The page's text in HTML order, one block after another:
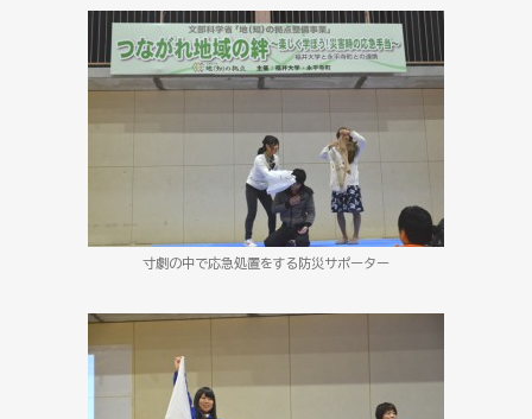
寸劇の中で応急処置をする防災サポーター